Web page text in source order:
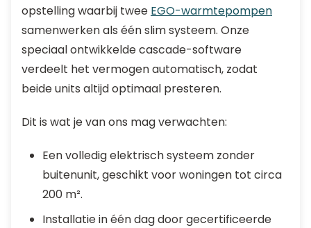
opstelling waarbij twee EGO-warmtepompen
samenwerken als één slim systeem. Onze
speciaal ontwikkelde cascade-software
verdeelt het vermogen automatisch, zodat
beide units altijd optimaal presteren.
Dit is wat je van ons mag verwachten:
Een volledig elektrisch systeem zonder
buitenunit, geschikt voor woningen tot circa
200 m².
Installatie in één dag door gecertificeerde